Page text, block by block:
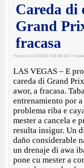
Careda di
Grand
fracasa
Posted on 11/17/2023, 9:08 AM AST |
LAS VEGAS – E
careda di Grand
awor, a fracasa.
entrenamiento por
problema riba e
mester a cancela e
resulta insigur. Un
daño considerable
un drenaje di awa
pone cu mester a